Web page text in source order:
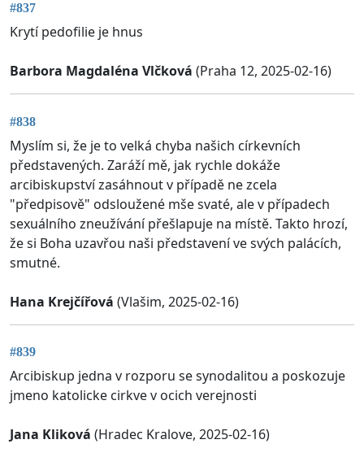
#837
Krytí pedofilie je hnus
Barbora Magdaléna Vlčková (Praha 12, 2025-02-16)
#838
Myslím si, že je to velká chyba našich církevních
představených. Zaráží mě, jak rychle dokáže
arcibiskupství zasáhnout v případě ne zcela
"předpisově" odsloužené mše svaté, ale v případech
sexuálního zneužívání přešlapuje na místě. Takto hrozí,
že si Boha uzavřou naši představení ve svých palácích,
smutné.
Hana Krejčířová (Vlašim, 2025-02-16)
#839
Arcibiskup jedna v rozporu se synodalitou a poskozuje
jmeno katolicke cirkve v ocich verejnosti
Jana Kliková (Hradec Kralove, 2025-02-16)